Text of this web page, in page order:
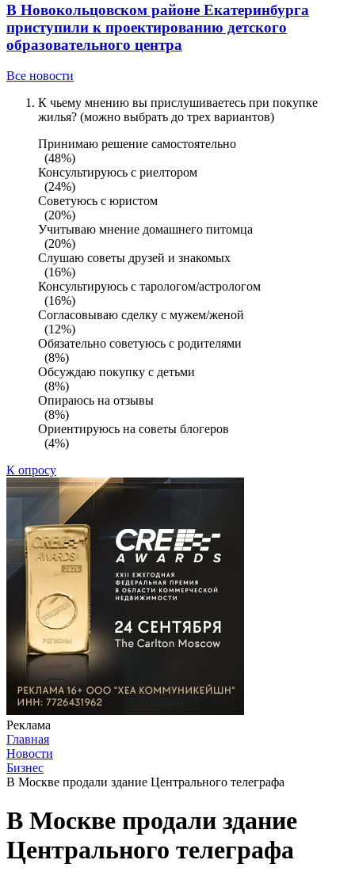
В Новокольцовском районе Екатеринбурга
приступили к проектированию детского
образовательного центра
Все новости
К чьему мнению вы прислушиваетесь при покупке
жилья? (можно выбрать до трех вариантов)
Принимаю решение самостоятельно
(48%)
Консультируюсь с риелтором
(24%)
Советуюсь с юристом
(20%)
Учитываю мнение домашнего питомца
(20%)
Слушаю советы друзей и знакомых
(16%)
Консультируюсь с тарологом/астрологом
(16%)
Согласовываю сделку с мужем/женой
(12%)
Обязательно советуюсь с родителями
(8%)
Обсуждаю покупку с детьми
(8%)
Опираюсь на отзывы
(8%)
Ориентируюсь на советы блогеров
(4%)
К опросу
Реклама
Главная
Новости
Бизнес
В Москве продали здание Центрального телеграфа
В Москве продали здание
Центрального телеграфа